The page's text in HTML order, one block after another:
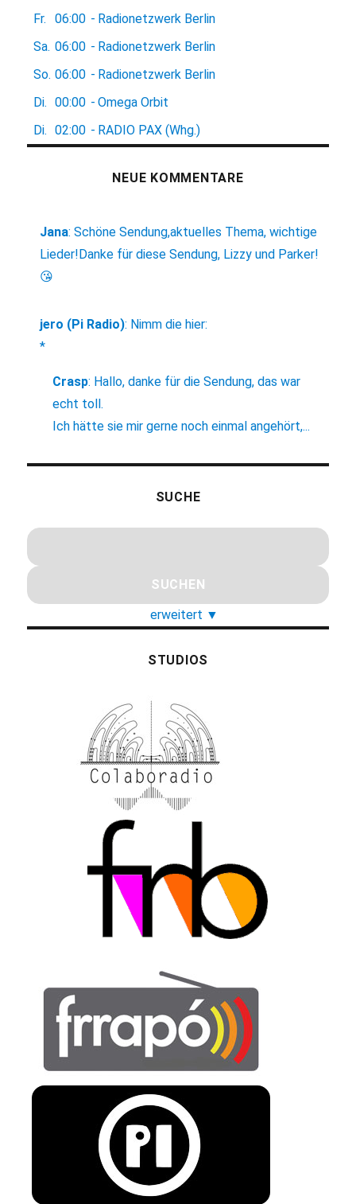
Fr. 06:00 - Radionetzwerk Berlin
Sa. 06:00 - Radionetzwerk Berlin
So. 06:00 - Radionetzwerk Berlin
Di.
00:00 - Omega Orbit
Di.
02:00 - RADIO PAX (Whg.)
NEUE KOMMENTARE
Jana:Schöne Sendung,aktuelles Thema, wichtige
Lieder!Danke für diese Sendung, Lizzy und Parker!
😘
jero (Pi Radio): Nimm die hier:
*
Crasp: Hallo, danke für die Sendung, das war
echt toll.
Ich hätte sie mir gerne noch einmal angehört,...
SUCHE
erweitert ▼
STUDIOS